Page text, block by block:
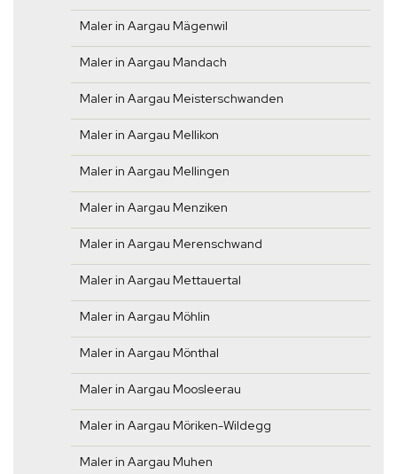
Maler in Aargau Mägenwil
Maler in Aargau Mandach
Maler in Aargau Meisterschwanden
Maler in Aargau Mellikon
Maler in Aargau Mellingen
Maler in Aargau Menziken
Maler in Aargau Merenschwand
Maler in Aargau Mettauertal
Maler in Aargau Möhlin
Maler in Aargau Mönthal
Maler in Aargau Moosleerau
Maler in Aargau Möriken-Wildegg
Maler in Aargau Muhen